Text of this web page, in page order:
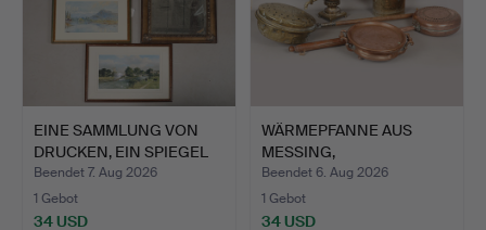
EINE SAMMLUNG VON
DRUCKEN, EIN SPIEGEL
UND…
Beendet 7. Aug 2026
1 Gebot
34 USD
WÄRMEPFANNE AUS
MESSING,
WÄRMEPFANNE AUS K…
Beendet 6. Aug 2026
1 Gebot
34 USD